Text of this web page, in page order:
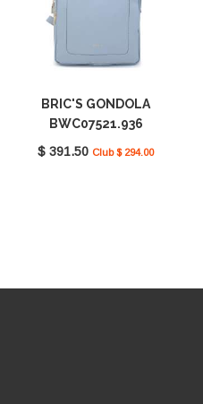
BRIC'S GONDOLA
BWC07521.936
$ 391.50 Club $ 294.00